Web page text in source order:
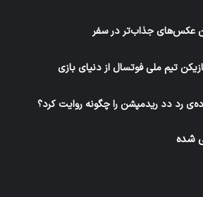
تیم ملی فوتسال از دنیای بازی
رد دد ریدمپشن را چگونه روایت کرد؟
شده